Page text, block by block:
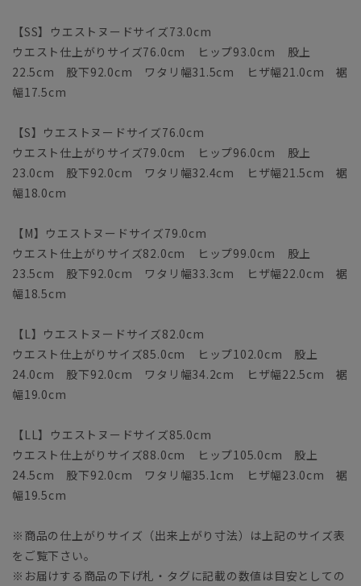
【SS】ウエストヌードサイズ73.0cm
ウエスト仕上がりサイズ76.0cm ヒップ93.0cm 股上
22.5cm 股下92.0cm ワタリ幅31.5cm ヒザ幅21.0cm 裾
幅17.5cm
【S】ウエストヌードサイズ76.0cm
ウエスト仕上がりサイズ79.0cm ヒップ96.0cm 股上
23.0cm 股下92.0cm ワタリ幅32.4cm ヒザ幅21.5cm 裾
幅18.0cm
【M】ウエストヌードサイズ79.0cm
ウエスト仕上がりサイズ82.0cm ヒップ99.0cm 股上
23.5cm 股下92.0cm ワタリ幅33.3cm ヒザ幅22.0cm 裾
幅18.5cm
【L】ウエストヌードサイズ82.0cm
ウエスト仕上がりサイズ85.0cm ヒップ102.0cm 股上
24.0cm 股下92.0cm ワタリ幅34.2cm ヒザ幅22.5cm 裾
幅19.0cm
【LL】ウエストヌードサイズ85.0cm
ウエスト仕上がりサイズ88.0cm ヒップ105.0cm 股上
24.5cm 股下92.0cm ワタリ幅35.1cm ヒザ幅23.0cm 裾
幅19.5cm
※商品の仕上がりサイズ（出来上がり寸法）は上記のサイズ表
をご覧下さい。
※お届けする商品の下げ札・タグに記載の数値は目安としての